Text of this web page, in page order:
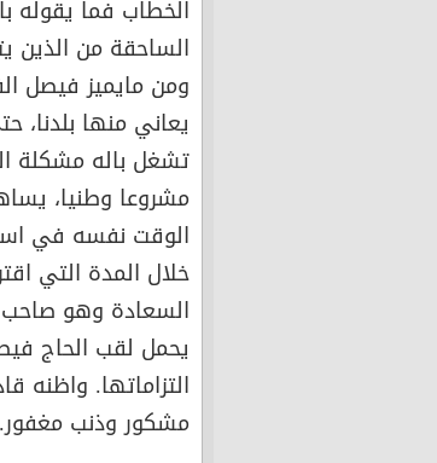
الخطاب فما يقوله
الساحقة من الذين
ومن مايميز فيصل
يعاني منها
تشغل باله مشكلة
مشروعا وطنيا،
الوقت نفسه في
خلال المدة التي
السعادة وهو
يحمل لقب الحاج
التزاماتها. واظنه
مشكور وذنب مغفور.